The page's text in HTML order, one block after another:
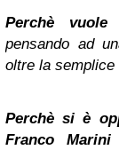
Perchè
pensando ad
oltre la semplice
Perchè si è
Franco Marini